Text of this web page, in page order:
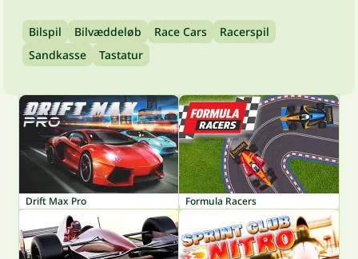
Bilspil Bilvæddeløb Race Cars
Racerspil
Sandkasse
Tastatur
Drift Max Pro Formula Racers